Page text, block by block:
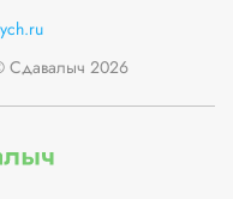
Сдавалыч 2026